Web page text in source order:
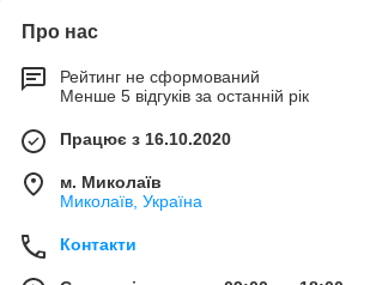
Про нас
Рейтинг не сформований
Менше 5 відгуків за останній рік
Працює з 16.10.2020
м. Миколаїв
Миколаїв, Україна
Контакти